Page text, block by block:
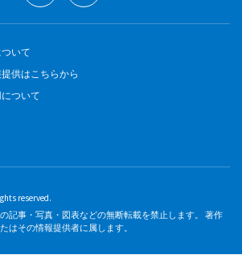
いて
供はこちらから
ついて
reserved.
記事・写真・図表などの無断転載を禁止します。 著作
はその情報提供者に属します。